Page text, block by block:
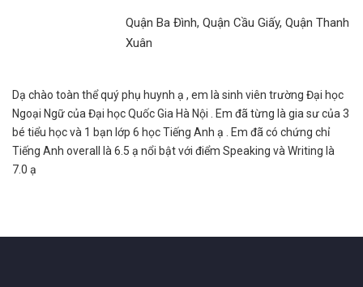
Quận Ba Đình, Quận Cầu Giấy, Quận Thanh
Xuân
Dạ chào toàn thể quý phụ huynh ạ , em là sinh viên trường Đại học
Ngoại Ngữ của Đại học Quốc Gia Hà Nội . Em đã từng là gia sư của 3
bé tiểu học và 1 bạn lớp 6 học Tiếng Anh ạ . Em đã có chứng chỉ
Tiếng Anh overall là 6.5 ạ nổi bật với điểm Speaking và Writing là
7.0 ạ